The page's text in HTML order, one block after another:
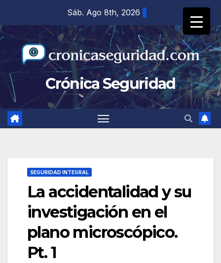
contenido
Sáb. Ago 8th, 2026
Crónica Seguridad
SEGURIDAD INTEGRAL
La accidentalidad y su
investigación en el
plano microscópico.
Pt. 1